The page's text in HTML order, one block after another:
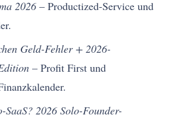
2026 – Productized-Service und
Geld-Fehler + 2026-
– Profit First und
SaaS? 2026 Solo-Founder-